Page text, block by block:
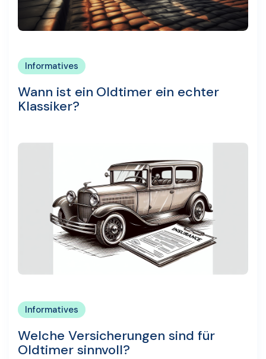
Informatives
Wann ist ein Oldtimer ein echter
Klassiker?
Informatives
Welche Versicherungen sind für
Oldtimer sinnvoll?